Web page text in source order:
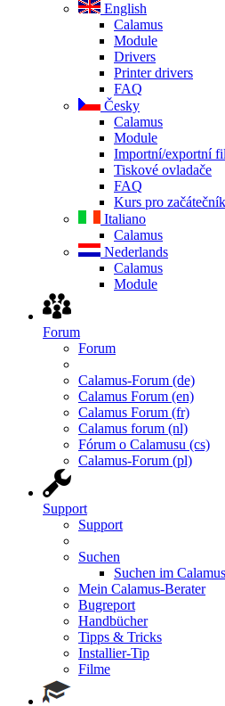
English
Calamus
Module
Drivers
Printer drivers
FAQ
Česky
Calamus
Module
Importní/exportní
Tiskové ovladače
FAQ
Kurs pro
Italiano
Calamus
Nederlands
Calamus
Module
Forum
Forum
Calamus-Forum (de)
Calamus Forum (en)
Calamus Forum (fr)
Calamus forum (nl)
Fórum o Calamusu (cs)
Calamus-Forum (pl)
Support
Support
Suchen
Suchen im
Mein Calamus-Berater
Bugreport
Handbücher
Tipps & Tricks
Installier-Tip
Filme